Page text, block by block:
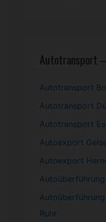
Autotransport
Autotransport
Autotransport
Autotransport
Autoexport
Autoexport
Ruhr